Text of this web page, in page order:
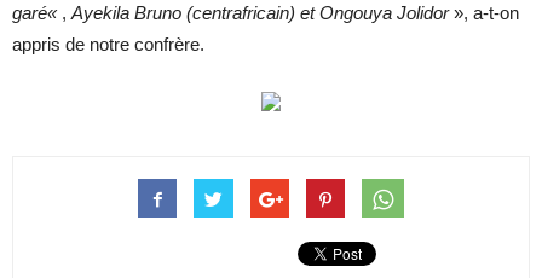
garé« , Ayekila Bruno (centrafricain) et Ongouya Jolidor », a-t-on
appris de notre confrère.